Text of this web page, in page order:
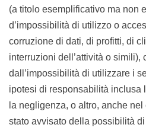
(a titolo esemplificativo ma non
d’impossibilità di utilizzo o
corruzione di dati, di profitti, di
interruzioni dell’attività o simili),
dall’impossibilità di utilizzare i
ipotesi di responsabilità inclusa
la negligenza, o altro, anche
stato avvisato della possibilità